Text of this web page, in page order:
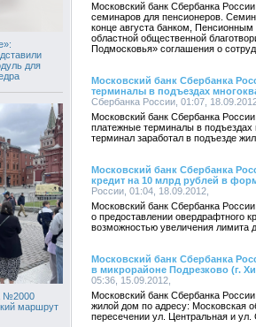
для
№2000
маршрут
Московский банк Сбербанка
семинаров для пенсионеров.
конце августа банком,
областной общественной
Подмосковья» соглашения о
Московский банк Сбербанка
терминалы в подъездах
Сбербанка России, 01:07,
Московский банк Сбербанка
платежные терминалы в
терминал заработал в подъезде
Московский банк Сбербанка
кредит на 10 млрд рублей в
России, 01:04, 18.09.2012,
Московский банк Сбербанка
о предоставлении овердрафтного
возможностью увеличения лимита
Московский банк Сбербанка
в микрорайоне Подрезково (г.
05:36, 15.09.2012,
Московский банк Сбербанка
жилой дом по адресу: Московская
пересечении ул. Центральная и ул.